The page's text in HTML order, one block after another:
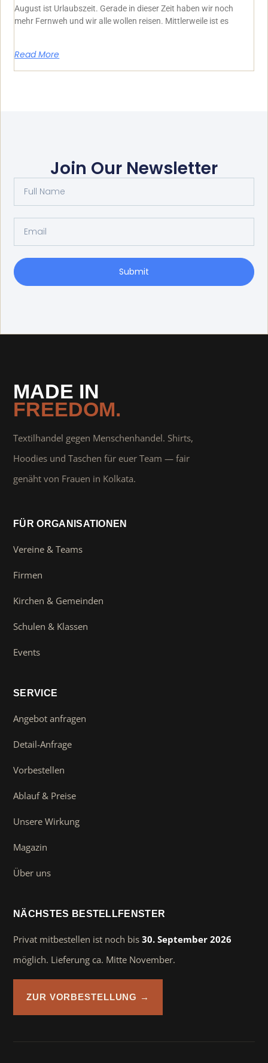
August ist Urlaubszeit. Gerade in dieser Zeit haben wir noch
mehr Fernweh und wir alle wollen reisen. Mittlerweile ist es
Read More
Join Our Newsletter
Submit
MADE IN
FREEDOM.
Textilhandel gegen Menschenhandel. Shirts,
Hoodies und Taschen für euer Team — fair
genäht von Frauen in Kolkata.
FÜR ORGANISATIONEN
Vereine & Teams
Firmen
Kirchen & Gemeinden
Schulen & Klassen
Events
SERVICE
Angebot anfragen
Detail-Anfrage
Vorbestellen
Ablauf & Preise
Unsere Wirkung
Magazin
Über uns
NÄCHSTES BESTELLFENSTER
Privat mitbestellen ist noch bis 30. September 2026
möglich. Lieferung ca. Mitte November.
ZUR VORBESTELLUNG →